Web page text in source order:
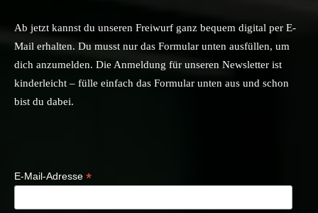
Ab jetzt kannst du unseren Freiwurf ganz bequem digital per E-
Mail erhalten. Du musst nur das Formular unten ausfüllen, um
dich anzumelden. Die Anmeldung für unseren Newsletter ist
kinderleicht – fülle einfach das Formular unten aus und schon
bist du dabei.
E-Mail-Adresse *